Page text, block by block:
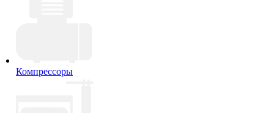
Компрессоры